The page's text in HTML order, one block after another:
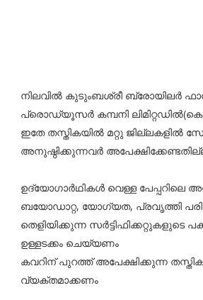
നിലവിൽ കുടുംബശ്രീ ബ്രോയിലർ
പ്രൊഡ്യൂസർ കമ്പനി
ഇതേ തസ്തികയിൽ മറ്റു ജില്ലകളിൽ
അനുഷ്ഠിക്കുന്നവർ
ഉദ്യോഗാർഥികൾ വെള്ള പേപ്പറിലെ
ബയോഡാറ്റ, യോഗ്യത, പ്രവൃത്തി
തെളിയിക്കുന്ന സർട്ടിഫിക്കറ്റുകളുടെ
ഉള്ളടക്കം ചെയ്യണം
കവറിന് പുറത്ത് അപേക്ഷിക്കുന്ന
വ്യക്തമാക്കണം